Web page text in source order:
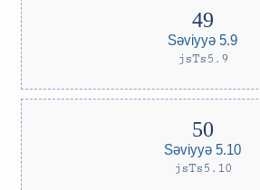
Səviyyə 5.9
jsTs5.9
Səviyyə 5.10
jsTs5.10